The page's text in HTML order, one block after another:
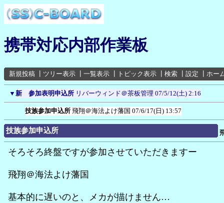
携帯対応内部作業板
新規投稿 ツリー表示 一覧表示 トピック表示 検索 設定 ホー
▼ 新 参加表明申込所 リバーウィンド＠茶板管理 07/5/12(土) 2:16
技族参加申込所 飛翔＠海法よけ藩国 07/6/17(日) 13:57
技族参加申込所
そろそろ終盤ですが参加させていただきますー
飛翔＠海法よけ藩国
基本的に遅いのと、メカが描けません…